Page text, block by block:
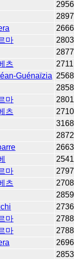
2956
2897
2666
마
2803
2877
츠
2711
Guénaïzia 2568
2858
마
2801
츠
2710
3168
2872
2663
2541
마
2797
츠
2708
2859
2736
마
2788
마
2788
2696
2853